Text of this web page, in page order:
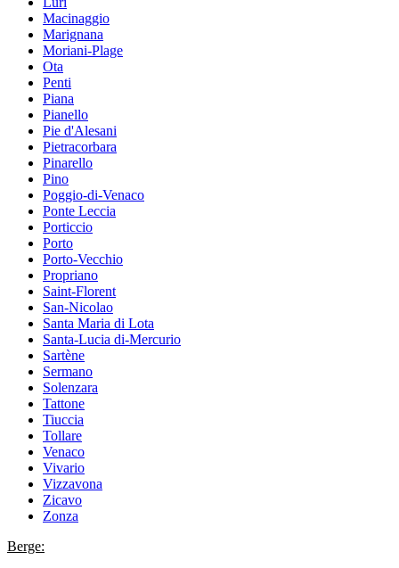
Macinaggio
Marignana
Moriani-Plage
Ota
Penti
Piana
Pianello
Pie d'Alesani
Pietracorbara
Pinarello
Pino
Poggio-di-Venaco
Ponte Leccia
Porticcio
Porto
Porto-Vecchio
Propriano
Saint-Florent
San-Nicolao
Santa Maria di Lota
Santa-Lucia di-Mercurio
Sartène
Sermano
Solenzara
Tattone
Tiuccia
Tollare
Venaco
Vivario
Vizzavona
Zicavo
Zonza
Berge: